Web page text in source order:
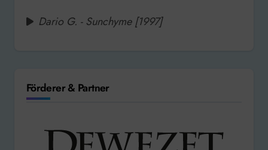
Dario G. - Sunchyme [1997]
Förderer & Partner